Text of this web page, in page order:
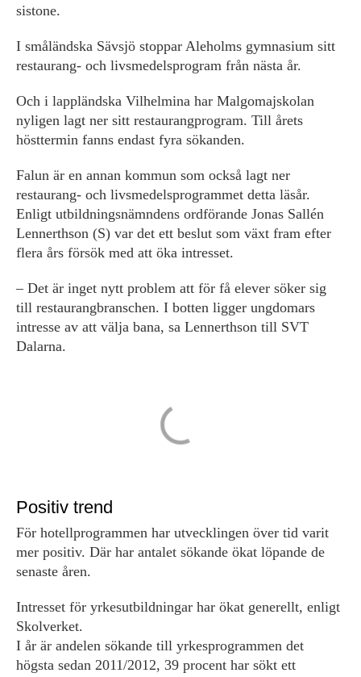
sistone.
I småländska Sävsjö stoppar Aleholms gymnasium sitt
restaurang- och livsmedelsprogram från nästa år.
Och i lappländska Vilhelmina har Malgomajskolan
nyligen lagt ner sitt restaurangprogram. Till årets
hösttermin fanns endast fyra sökanden.
Falun är en annan kommun som också lagt ner
restaurang- och livsmedelsprogrammet detta läsår.
Enligt utbildningsnämndens ordförande Jonas Sallén
Lennerthson (S) var det ett beslut som växt fram efter
flera års försök med att öka intresset.
– Det är inget nytt problem att för få elever söker sig
till restaurangbranschen. I botten ligger ungdomars
intresse av att välja bana, sa Lennerthson till SVT
Dalarna.
Positiv trend
För hotellprogrammen har utvecklingen över tid varit
mer positiv. Där har antalet sökande ökat löpande de
senaste åren.
Intresset för yrkesutbildningar har ökat generellt, enligt
Skolverket.
I år är andelen sökande till yrkesprogrammen det
högsta sedan 2011/2012, 39 procent har sökt ett